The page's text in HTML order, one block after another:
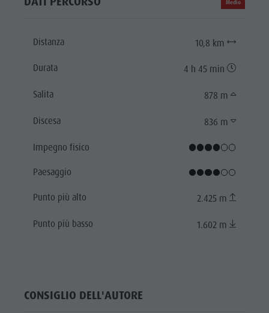
Medio
Distanza 10,8 km
Durata 4 h 45 min
Salita 878 m
Discesa 836 m
Impegno fisico
Paesaggio
Punto più alto 2.425 m
Punto più basso 1.602 m
CONSIGLIO DELL'AUTORE